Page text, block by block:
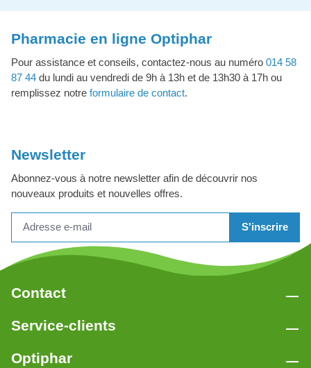
Pharmacie en ligne Optiphar
Pour assistance et conseils, contactez-nous au numéro 014 58
87 44 du lundi au vendredi de 9h à 13h et de 13h30 à 17h ou
remplissez notre formulaire de contact.
Newsletter
Abonnez-vous à notre newsletter afin de découvrir nos
nouveaux produits et nouvelles offres.
S'inscrire
Contact
Service-clients
Optiphar